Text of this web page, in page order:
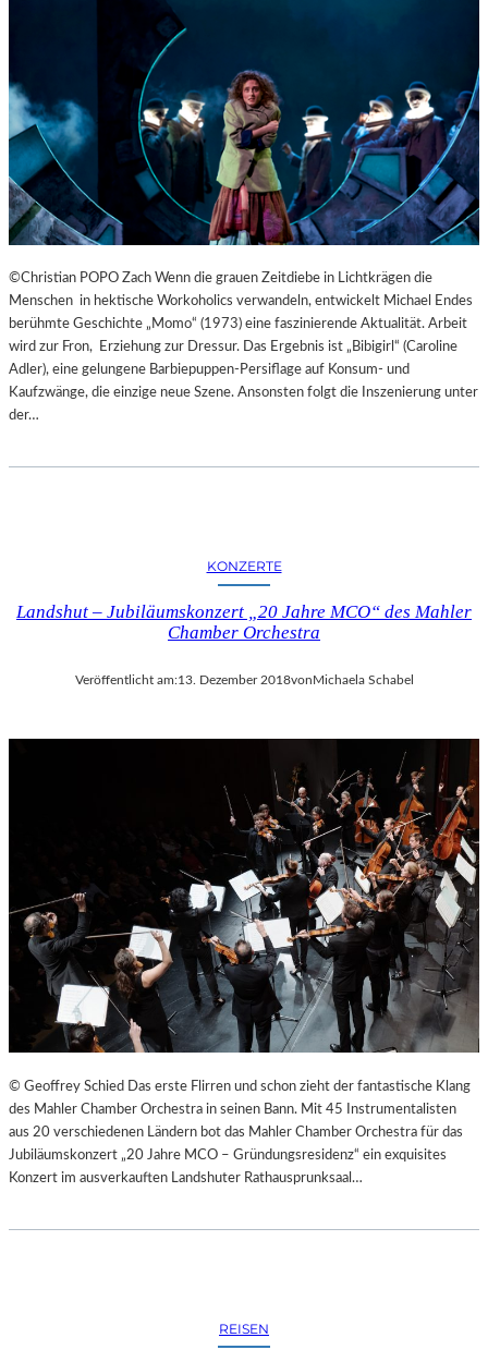
©Christian POPO Zach Wenn die grauen Zeitdiebe in Lichtkrägen die
Menschen in hektische Workoholics verwandeln, entwickelt Michael Endes
berühmte Geschichte „Momo“ (1973) eine faszinierende Aktualität. Arbeit
wird zur Fron, Erziehung zur Dressur. Das Ergebnis ist „Bibigirl“ (Caroline
Adler), eine gelungene Barbiepuppen-Persiflage auf Konsum- und
Kaufzwänge, die einzige neue Szene. Ansonsten folgt die Inszenierung unter
der…
KONZERTE
Landshut – Jubiläumskonzert „20 Jahre MCO“ des Mahler
Chamber Orchestra
Veröffentlicht am:13. Dezember 2018von Michaela Schabel
© Geoffrey Schied Das erste Flirren und schon zieht der fantastische Klang
des Mahler Chamber Orchestra in seinen Bann. Mit 45 Instrumentalisten
aus 20 verschiedenen Ländern bot das Mahler Chamber Orchestra für das
Jubiläumskonzert „20 Jahre MCO – Gründungsresidenz“ ein exquisites
Konzert im ausverkauften Landshuter Rathausprunksaal…
REISEN